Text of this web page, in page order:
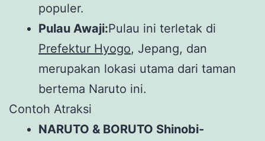
populer.
Pulau Awaji:Pulau ini terletak di
Prefektur Hyogo, Jepang, dan
merupakan lokasi utama dari taman
bertema Naruto ini.
Contoh Atraksi
NARUTO & BORUTO Shinobi-